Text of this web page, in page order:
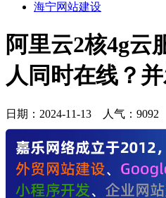
海宁网站建设
阿里云2核4g云
人同时在线？
日期： 2024-11-13 人气： 9092